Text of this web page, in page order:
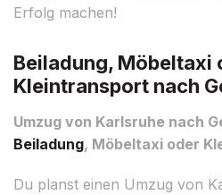
Erfolg machen!
Beiladung, Möbeltaxi
Kleintransport nach
Umzug von Karlsruhe nach
Beiladung, Möbeltaxi oder
Du planst einen Umzug von